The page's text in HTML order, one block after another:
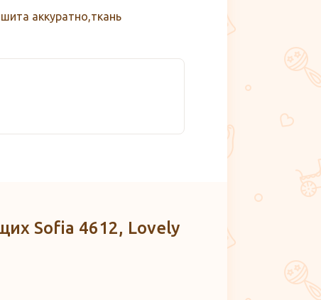
аккуратно,ткань
Sofia 4612, Lovely